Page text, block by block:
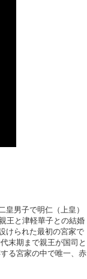
男子で明仁（上皇）
王と津軽華子との結婚
けられた最初の宮家で
末期まで親王が国司と
る宮家の中で唯一、赤